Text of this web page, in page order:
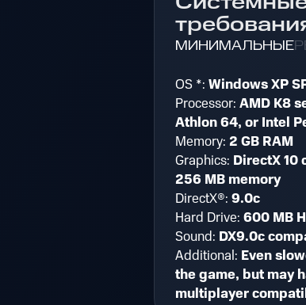
МИНИМАЛЬНЫЕ
OS *: Windows XP
Processor: AMD K8
Athlon 64, or Intel
Memory: 2 GB RAM
Graphics: DirectX 10
256 MB memory
DirectX®: 9.0c
Hard Drive: 600 MB
Sound: DX9.0c
Additional: Even
the game, but may
multiplayer